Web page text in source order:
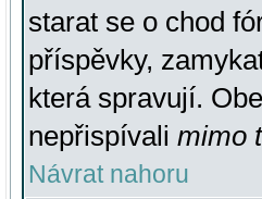
starat se o chod
příspěvky,
která spravují.
nepřispívali mimo
Návrat nahoru